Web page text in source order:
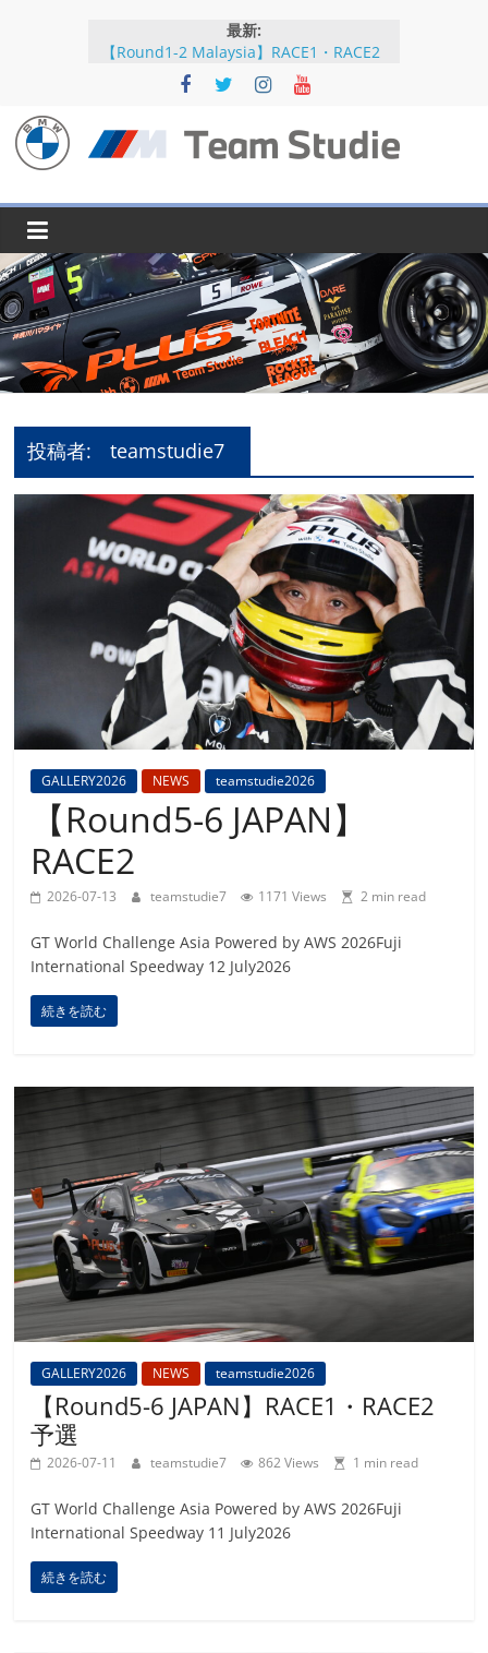
へ
キ
プ
最新:
【Round1-2 Malaysia】RACE1・RACE2
【Round5-6 JAPAN】RACE2
【Round5-6 JAPAN】RACE1・RACE2予選
【Round3-4 Indonesia】RACE1・RACE2
BMW
M
Team
Studie
SUPER
GT
BMW
M
Team
M4GT3
投稿者: teamstudie7
GALLERY2026 NEWS teamstudie2026
【Round5-6 JAPAN】
RACE2
2026-07-13 teamstudie7 1171 Views 2 min read
GT World Challenge Asia Powered by AWS 2026Fuji
International Speedway 12 July2026
続きを読む
GALLERY2026 NEWS teamstudie2026
【Round5-6 JAPAN】RACE1・RACE2
予選
2026-07-11 teamstudie7 862 Views 1 min read
GT World Challenge Asia Powered by AWS 2026Fuji
International Speedway 11 July2026
続きを読む